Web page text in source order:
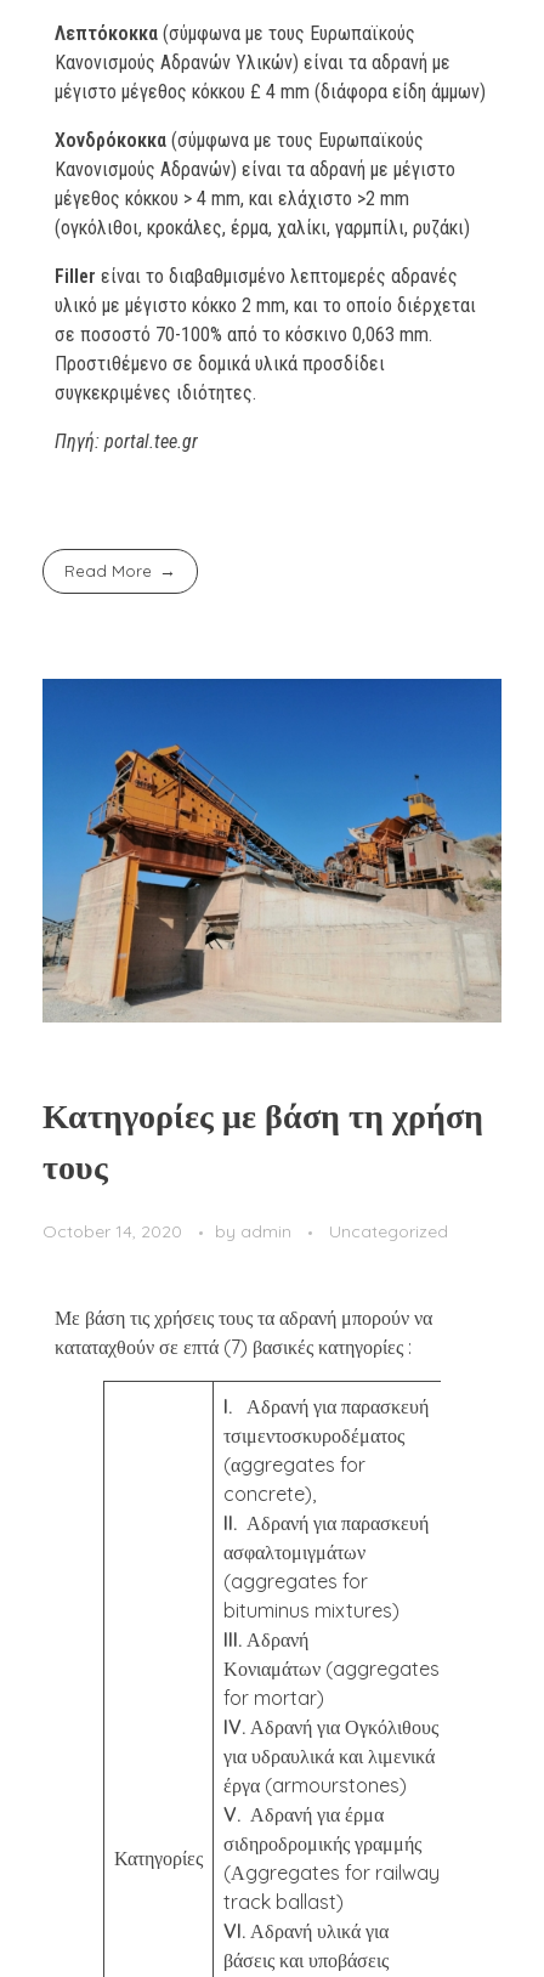
Λεπτόκοκκα (σύμφωνα με τους Ευρωπαϊκούς
Κανονισμούς Αδρανών Υλικών) είναι τα αδρανή με
μέγιστο μέγεθος κόκκου £ 4 mm (διάφορα είδη άμμων)
Xονδρόκοκκα (σύμφωνα με τους Ευρωπαϊκούς
Κανονισμούς Αδρανών) είναι τα αδρανή με μέγιστο
μέγεθος κόκκου > 4 mm, και ελάχιστο >2 mm
(ογκόλιθοι, κροκάλες, έρμα, χαλίκι, γαρμπίλι, ρυζάκι)
Filler είναι το διαβαθμισμένο λεπτομερές αδρανές
υλικό με μέγιστο κόκκο 2 mm, και το οποίο διέρχεται
σε ποσοστό 70-100% από το κόσκινο 0,063 mm.
Προστιθέμενο σε δομικά υλικά προσδίδει
συγκεκριμένες ιδιότητες.
Πηγή: portal.tee.gr
Read More
Κατηγορίες με βάση τη χρήση
τους
October 14, 2020 by admin Uncategorized
Με βάση τις χρήσεις τους τα αδρανή μπορούν να
καταταχθούν σε επτά (7) βασικές κατηγορίες :
Κατηγορίες
I. Αδρανή για παρασκευή
τσιμεντοσκυροδέματος
(αggregates for
concrete),
II. Αδρανή για παρασκευή
ασφαλτομιγμάτων
(aggregates for
bituminus mixtures)
III. Αδρανή
Κονιαμάτων (aggregates
for mortar)
IV. Αδρανή για Ογκόλιθους
για υδραυλικά και λιμενικά
έργα (armourstones)
V. Αδρανή για έρμα
σιδηροδρομικής γραμμής
(Αggregates for railway
track ballast)
VI. Αδρανή υλικά για
βάσεις και υποβάσεις